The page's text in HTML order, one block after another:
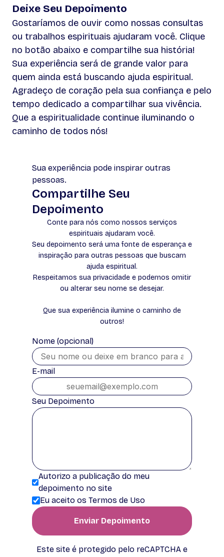
Deixe Seu Depoimento
Gostaríamos de ouvir como nossas consultas
ou trabalhos espirituais ajudaram você. Clique
no botão abaixo e compartilhe sua história!
Sua experiência será de grande valor para
quem ainda está buscando ajuda espiritual.
Agradeço de coração pela sua confiança e pelo
tempo dedicado a compartilhar sua vivência.
Que a espiritualidade continue iluminando o
caminho de todos nós!
Sua experiência pode inspirar outras
pessoas.
Compartilhe Seu
Depoimento
Conte para nós como nossos serviços
espirituais ajudaram você.
Seu depoimento será uma fonte de esperança e
inspiração para outras pessoas que buscam
ajuda espiritual.
Respeitamos sua privacidade e podemos omitir
ou alterar seu nome se desejar.
Que sua experiência ilumine o caminho de
outros!
Nome (opcional)
E-mail
Seu Depoimento
Autorizo a publicação do meu
depoimento no site
Eu aceito os Termos de Uso
Enviar Depoimento
Este site é protegido pelo reCAPTCHA e